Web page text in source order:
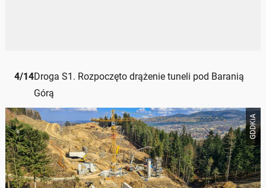
4/14Droga S1. Rozpoczęto drążenie tuneli pod Baranią
Górą
GDDKiA